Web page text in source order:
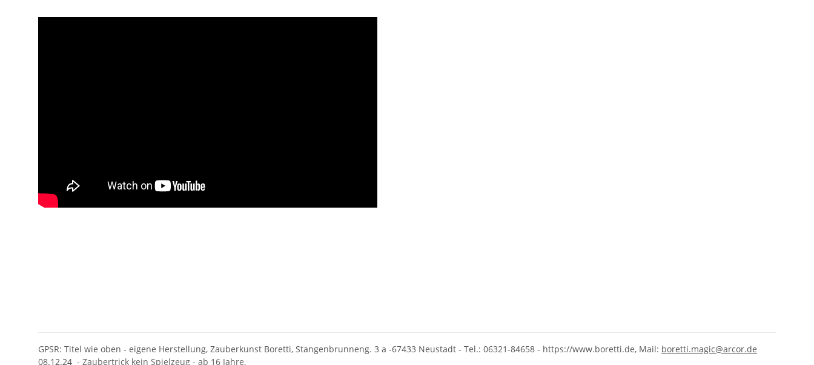
GPSR: Titel wie oben - eigene Herstellung, Zauberkunst Boretti, Stangenbrunneng. 3 a -67433 Neustadt - Tel.: 06321-84658 - https://www.boretti.de, Mail: boretti.magic@arcor.de
08.12.24 - Zaubertrick kein Spielzeug - ab 16 Jahre,